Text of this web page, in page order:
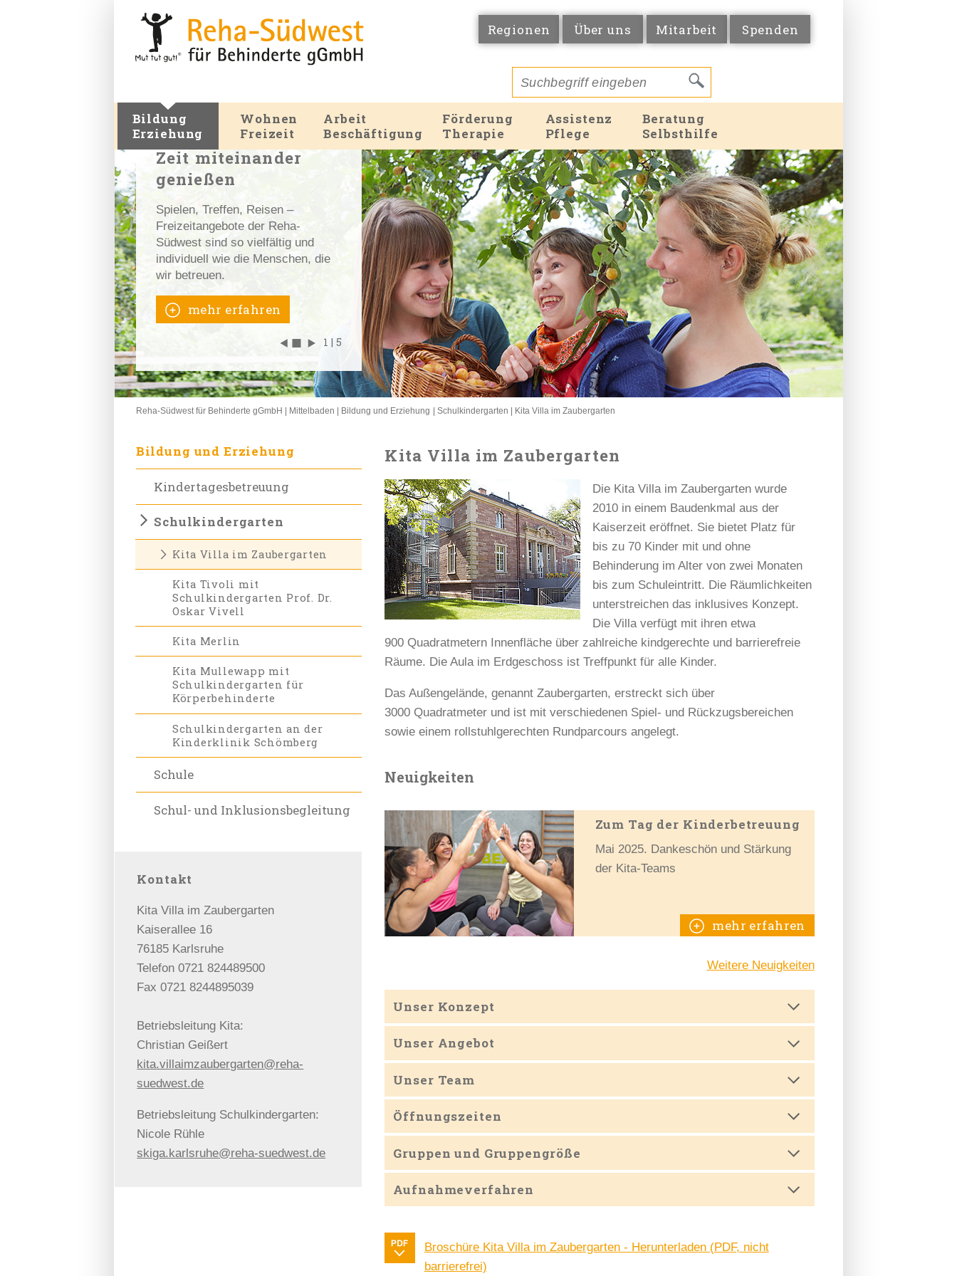
Regionen Über uns Mitarbeit Spenden
Bildung
Erziehung
Wohnen
Freizeit
Arbeit
Beschäftigung
Förderung
Therapie
Assistenz
Pflege
Beratung
Selbsthilfe
Zeit miteinander
genießen
Spielen, Treffen, Reisen –
Freizeitangebote der Reha-
Südwest sind so vielfältig und
individuell wie die Menschen, die
wir betreuen.
mehr erfahren
◀ ◼ ▶ 1 | 5
◀ ◼ ▶ 1 | 5
◀ ◼ ▶ 1 | 5
◀ ◼ ▶ 1 | 5
◀ ◼ ▶ 1 | 5
Reha-Südwest für Behinderte gGmbH Mittelbaden Bildung und Erziehung Schulkindergarten Kita Villa im Zaubergarten
Bildung und Erziehung
Kindertagesbetreuung
Schulkindergarten
Kita Villa im Zaubergarten
Kita Tivoli mit
Schulkindergarten Prof. Dr.
Oskar Vivell
Kita Merlin
Kita Mullewapp mit
Schulkindergarten für
Körperbehinderte
Schulkindergarten an der
Kinderklinik Schömberg
Schule
Schul- und Inklusionsbegleitung
Kontakt
Kita Villa im Zaubergarten
Kaiserallee 16
76185 Karlsruhe
Telefon 0721 824489500
Fax 0721 8244895039
Betriebsleitung Kita:
Christian Geißert
kita.villaimzaubergarten@reha-
suedwest.de
Betriebsleitung Schulkindergarten:
Nicole Rühle
skiga.karlsruhe@reha-suedwest.de
Kita Villa im Zaubergarten
Die Kita Villa im Zaubergarten wurde
2010 in einem Baudenkmal aus der
Kaiserzeit eröffnet. Sie bietet Platz für
bis zu 70 Kinder mit und ohne
Behinderung im Alter von zwei Monaten
bis zum Schuleintritt. Die Räumlichkeiten
unterstreichen das inklusives Konzept.
Die Villa verfügt mit ihren etwa
900 Quadratmetern Innenfläche über zahlreiche kindgerechte und barrierefreie
Räume. Die Aula im Erdgeschoss ist Treffpunkt für alle Kinder.
Das Außengelände, genannt Zaubergarten, erstreckt sich über
3000 Quadratmeter und ist mit verschiedenen Spiel- und Rückzugsbereichen
sowie einem rollstuhlgerechten Rundparcours angelegt.
Neuigkeiten
Zum Tag der Kinderbetreuung
Mai 2025. Dankeschön und Stärkung
der Kita-Teams
mehr erfahren
Weitere Neuigkeiten
Unser Konzept
Unser Angebot
Unser Team
Öffnungszeiten
Gruppen und Gruppengröße
Aufnahmeverfahren
Broschüre Kita Villa im Zaubergarten - Herunterladen (PDF, nicht
barrierefrei)